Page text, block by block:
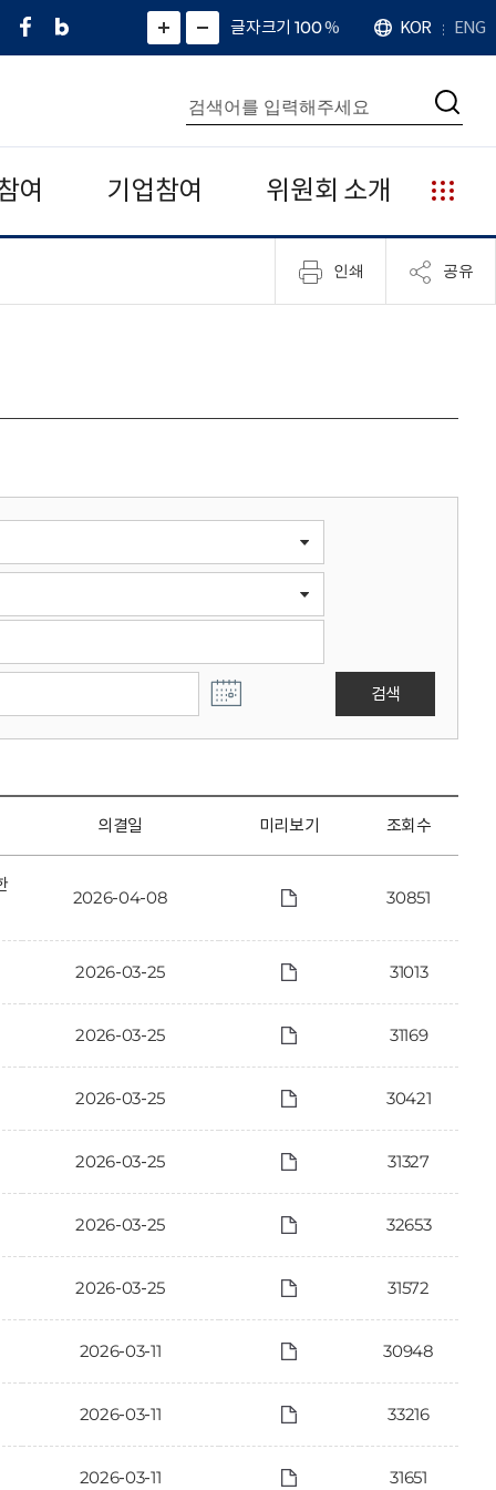
페
네
그
)
화
면
면
소
확
대
치
글자크기 100%
언
어
KOR ENG
통
합
검
색
검
여 기업참여 위원회 소개
누
리
집
안
인쇄 공유
검색
의결일 미리보기 조회수
2026-04-08 30851
2026-03-25 31013
2026-03-25 31169
2026-03-25 30421
2026-03-25 31327
2026-03-25 32653
2026-03-25 31572
2026-03-11 30948
2026-03-11 33216
2026-03-11 31651